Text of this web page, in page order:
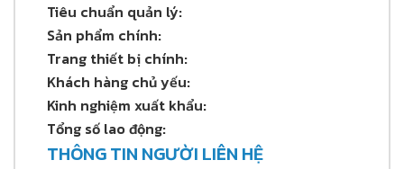
Tiêu chuẩn quản lý:
Sản phẩm chính:
Trang thiết bị chính:
Khách hàng chủ yếu:
Kinh nghiệm xuất khẩu:
Tổng số lao động:
THÔNG TIN NGƯỜI LIÊN HỆ